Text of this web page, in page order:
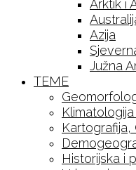
Arktik i
Azija
Južna
TEME
Kartografija,
Historijska i